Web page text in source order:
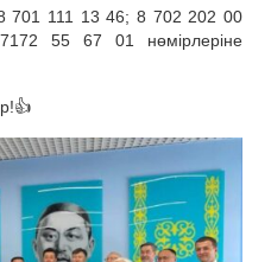
701 111 13 46; 8 702 202 00
55 67 01 нөмірлеріне